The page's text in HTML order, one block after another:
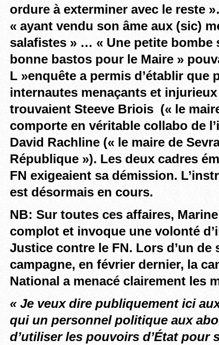
ordure à exterminer avec le reste
« ayant vendu son âme aux (sic)
salafistes » … « Une petite bombe
bonne bastos pour le Maire »
L »enquête a permis d’établir que
internautes menaçants et
trouvaient Steeve Briois (« le
comporte en véritable collabo de
David Rachline (« le maire de
République »). Les deux cadres
FN exigeaient sa démission.
est désormais en cours.
NB: Sur toutes ces affaires,
complot et invoque une volonté
Justice contre le FN. Lors d’un de
campagne, en février dernier, la
National a menacé clairement les
« Je veux dire publiquement ici
qui un personnel politique aux
d’utiliser les pouvoirs d’État pour